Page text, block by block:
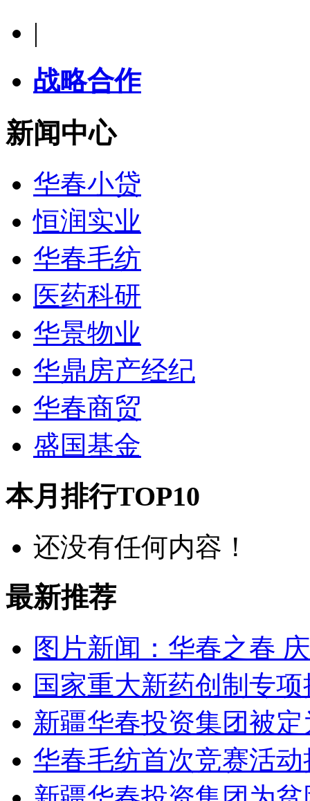
|
战略合作
新闻中心
华春小贷
恒润实业
华春毛纺
医药科研
华景物业
华鼎房产经纪
华春商贸
盛国基金
本月排行TOP10
还没有任何内容！
最新推荐
图片新闻：华春之春
国家重大新药创制专
新疆华春投资集团被
华春毛纺首次竞赛活